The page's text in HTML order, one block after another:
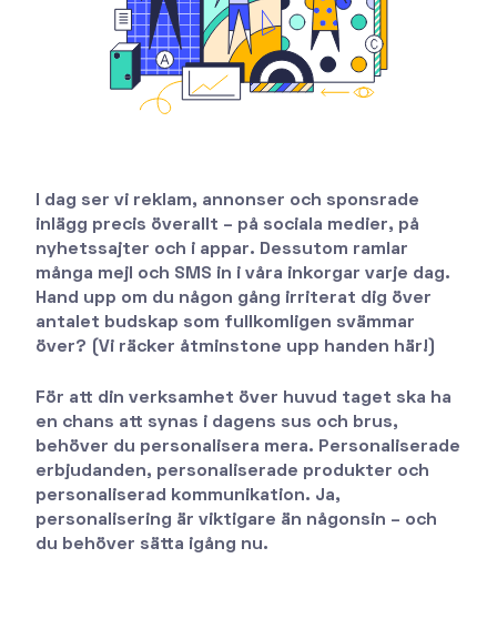
I dag ser vi reklam, annonser och sponsrade
inlägg precis överallt – på sociala medier, på
nyhetssajter och i appar. Dessutom ramlar
många mejl och SMS in i våra inkorgar varje dag.
Hand upp om du någon gång irriterat dig över
antalet budskap som fullkomligen svämmar
över? (Vi räcker åtminstone upp handen här!)
För att din verksamhet över huvud taget ska ha
en chans att synas i dagens sus och brus,
behöver du personalisera mera. Personaliserade
erbjudanden, personaliserade produkter och
personaliserad kommunikation. Ja,
personalisering är viktigare än någonsin – och
du behöver sätta igång nu.